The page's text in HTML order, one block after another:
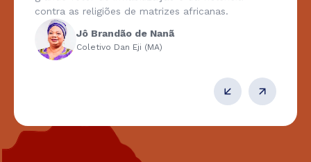
contra as religiões de matrizes africanas.
Jô Brandão de Nanã
Coletivo Dan Eji (MA)